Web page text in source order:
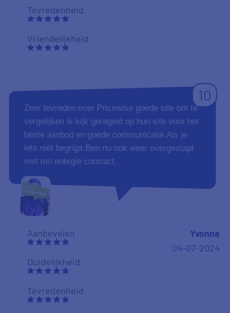
Tevredenheid
Vriendelijkheid
10
Zeer tevreden over Pricewise goede site om te
vergelijken ik kijk geregeld op hun site voor het
beste aanbod en goede communicatie.Als je
iets niet begrijpt.Ben nu ook weer overgestapt
met mn energie contract.
Aanbevelen
Duidelijkheid
Tevredenheid
Yvonne
04-07-2024